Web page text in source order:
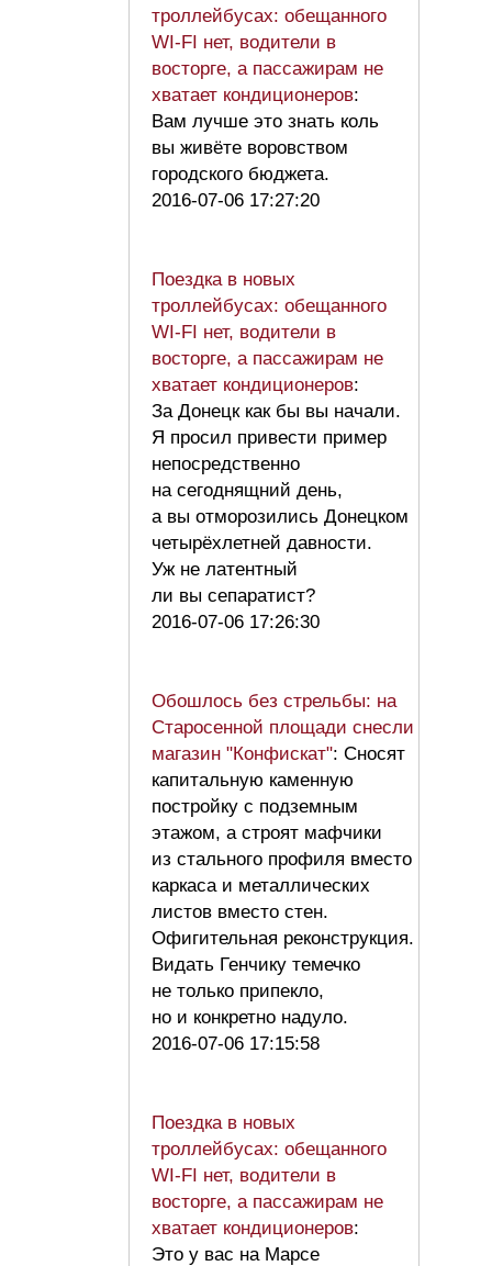
троллейбусах: обещанного
WI-FI нет, водители в
восторге, а пассажирам не
хватает кондиционеров:
Вам лучше это знать коль
вы живёте воровством
городского бюджета.
2016-07-06 17:27:20
Поездка в новых
троллейбусах: обещанного
WI-FI нет, водители в
восторге, а пассажирам не
хватает кондиционеров:
За Донецк как бы вы начали.
Я просил привести пример
непосредственно
на сегоднящний день,
а вы отморозились Донецком
четырёхлетней давности.
Уж не латентный
ли вы сепаратист?
2016-07-06 17:26:30
Обошлось без стрельбы: на
Старосенной площади снесли
магазин "Конфискат": Сносят
капитальную каменную
постройку с подземным
этажом, а строят мафчики
из стального профиля вместо
каркаса и металлических
листов вместо стен.
Офигительная реконструкция.
Видать Генчику темечко
не только припекло,
но и конкретно надуло.
2016-07-06 17:15:58
Поездка в новых
троллейбусах: обещанного
WI-FI нет, водители в
восторге, а пассажирам не
хватает кондиционеров:
Это у вас на Марсе